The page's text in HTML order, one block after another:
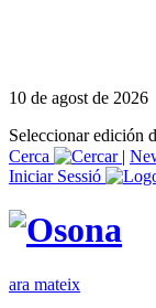
10 de agost de 2026
Seleccionar edición
Cerca
|
Iniciar Sessió
ara mateix